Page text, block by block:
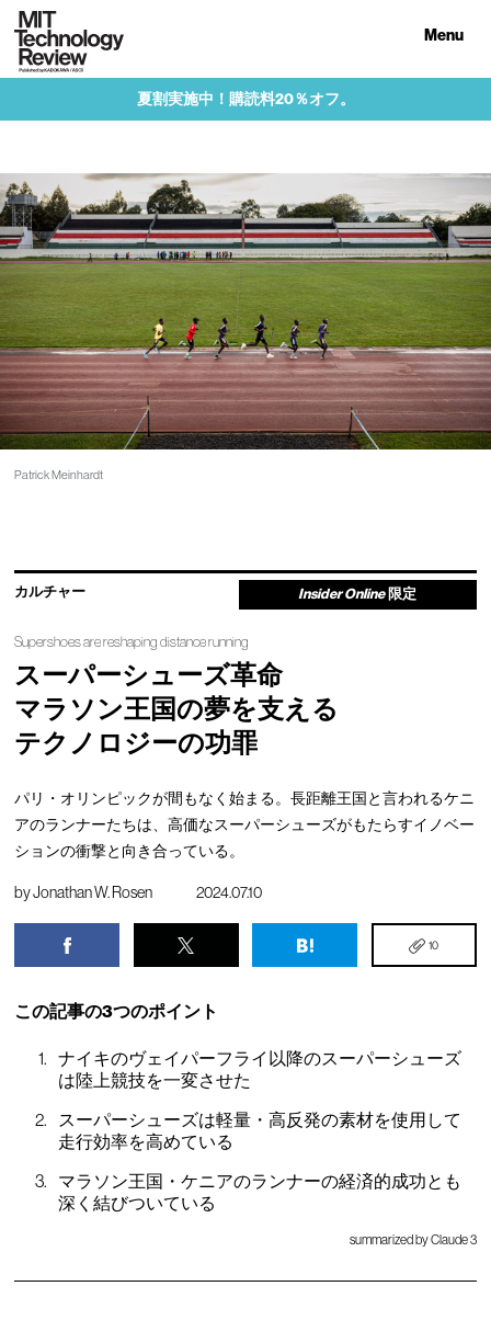
Menu
夏割実施中！購読料20％オフ。
Patrick Meinhardt
カルチャー Insider Online 限定
Supershoes are reshaping distance running
スーパーシューズ革命
マラソン王国の夢を支える
テクノロジーの功罪
パリ・オリンピックが間もなく始まる。長距離王国と言われるケニ
アのランナーたちは、高価なスーパーシューズがもたらすイノベー
ションの衝撃と向き合っている。
byJonathan W. Rosen 2024.07.10
10
この記事の3つのポイント
ナイキのヴェイパーフライ以降のスーパーシューズ
は陸上競技を一変させた
スーパーシューズは軽量・高反発の素材を使用して
走行効率を高めている
マラソン王国・ケニアのランナーの経済的成功とも
深く結びついている
summarized by Claude 3